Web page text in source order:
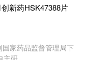
新药HSK47388片
家药品监督管理局下